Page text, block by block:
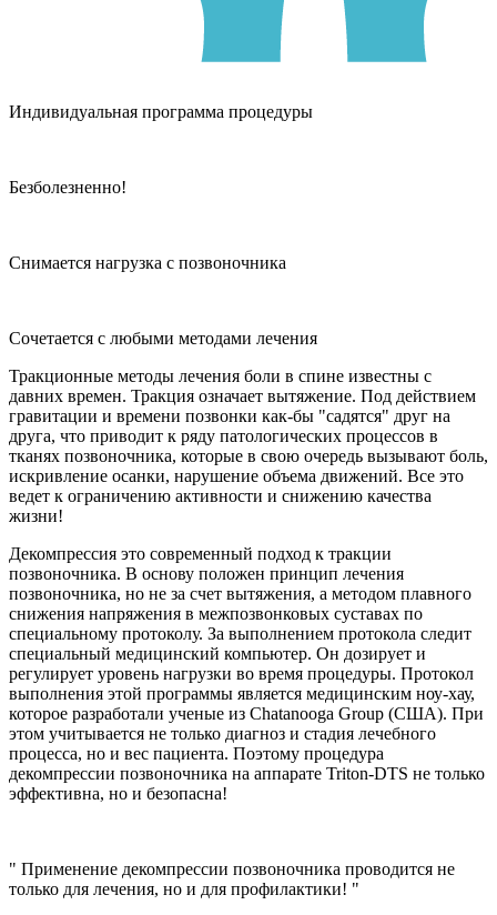
Индивидуальная программа процедуры
Безболезненно!
Снимается нагрузка с позвоночника
Сочетается с любыми методами лечения
Тракционные методы лечения боли в спине известны с
давних времен. Тракция означает вытяжение. Под действием
гравитации и времени позвонки как-бы "садятся" друг на
друга, что приводит к ряду патологических процессов в
тканях позвоночника, которые в свою очередь вызывают боль,
искривление осанки, нарушение объема движений. Все это
ведет к ограничению активности и снижению качества
жизни!
Декомпрессия это современный подход к тракции
позвоночника. В основу положен принцип лечения
позвоночника, но не за счет вытяжения, а методом плавного
снижения напряжения в межпозвонковых суставах по
специальному протоколу. За выполнением протокола следит
специальный медицинский компьютер. Он дозирует и
регулирует уровень нагрузки во время процедуры. Протокол
выполнения этой программы является медицинским ноу-хау,
которое разработали ученые из Chatanooga Group (США). При
этом учитывается не только диагноз и стадия лечебного
процесса, но и вес пациента. Поэтому процедура
декомпрессии позвоночника на аппарате Triton-DTS не только
эффективна, но и безопасна!
" Применение декомпрессии позвоночника проводится не
только для лечения, но и для профилактики! "